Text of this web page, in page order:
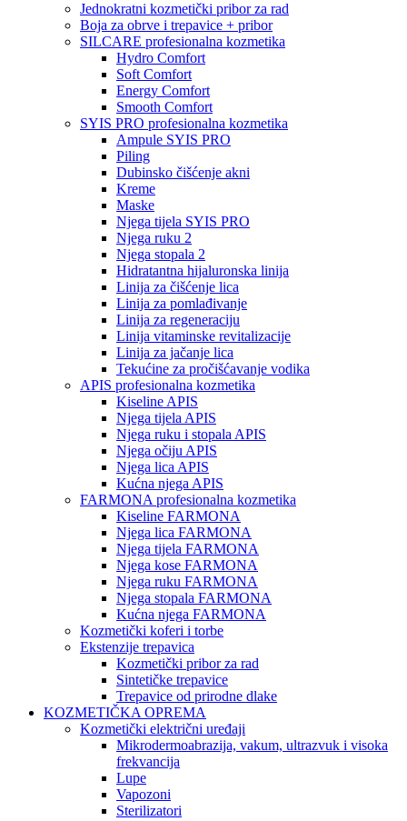
Jednokratni kozmetički pribor za rad
Boja za obrve i trepavice + pribor
SILCARE profesionalna kozmetika
Hydro Comfort
Soft Comfort
Energy Comfort
Smooth Comfort
SYIS PRO profesionalna kozmetika
Ampule SYIS PRO
Piling
Dubinsko čišćenje akni
Kreme
Maske
Njega tijela SYIS PRO
Njega ruku 2
Njega stopala 2
Hidratantna hijaluronska linija
Linija za čišćenje lica
Linija za pomlađivanje
Linija za regeneraciju
Linija vitaminske revitalizacije
Linija za jačanje lica
Tekućine za pročišćavanje vodika
APIS profesionalna kozmetika
Kiseline APIS
Njega tijela APIS
Njega ruku i stopala APIS
Njega očiju APIS
Njega lica APIS
Kućna njega APIS
FARMONA profesionalna kozmetika
Kiseline FARMONA
Njega lica FARMONA
Njega tijela FARMONA
Njega kose FARMONA
Njega ruku FARMONA
Njega stopala FARMONA
Kućna njega FARMONA
Kozmetički koferi i torbe
Ekstenzije trepavica
Kozmetički pribor za rad
Sintetičke trepavice
Trepavice od prirodne dlake
KOZMETIČKA OPREMA
Kozmetički električni uređaji
Mikrodermoabrazija, vakum, ultrazvuk i visoka
frekvancija
Lupe
Vapozoni
Sterilizatori